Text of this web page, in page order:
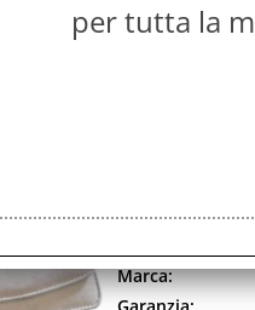
Garanzia:
Custodia in
Marca:
per tutta la